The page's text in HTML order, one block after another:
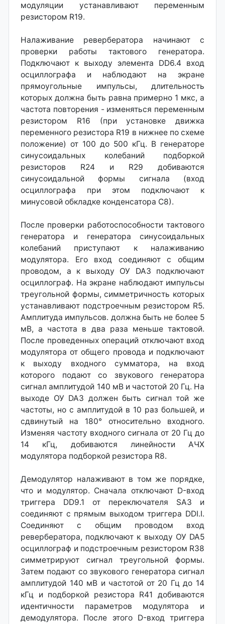
модуляции устанавливают переменным
резистором R19.
Налаживание ревербератора начинают с
проверки работы тактового генератора.
Подключают к выходу элемента DD6.4 вход
осциллографа и наблюдают на экране
прямоугольные импульсы, длительность
которых должна быть равна примерно 1 мкс, а
частота повторения - изменяться переменным
резистором R16 (при установке движка
переменного резистора R19 в нижнее по схеме
положение) от 100 до 500 кГц. В генераторе
синусоидальных колебаний подборкой
резисторов R24 и R29 добиваются
синусоидальной формы сигнала (вход
осциллографа при этом подключают к
минусовой обкладке конденсатора С8).
После проверки работоспособности тактового
генератора и генератора синусоидальных
колебаний приступают к налаживанию
модулятора. Его вход соединяют с общим
проводом, а к выходу ОУ DA3 подключают
осциллограф. На экране наблюдают импульсы
треугольной формы, симметричность которых
устанавливают подстроечным резистором R5.
Амплитуда импульсов. должна быть не более 5
мВ, а частота в два раза меньше тактовой.
После проведенных операций отключают вход
модулятора от общего провода и подключают
к выходу входного сумматора, на вход
которого подают со звукового генератора
сигнал амплитудой 140 мВ и частотой 20 Гц. На
выходе ОУ DA3 должен быть сигнал той же
частоты, но с амплитудой в 10 раз большей, и
сдвинутый на 180° относительно входного.
Изменяя частоту входного сигнала от 20 Гц до
14 кГц, добиваются линейности АЧХ
модулятора подборкой резистора R8.
Демодулятор налаживают в том же порядке,
что и модулятор. Сначала отключают D-вход
триггера DD9.1 от переключателя SA3 и
соединяют с прямым выходом триггера DDI.I.
Соединяют с общим проводом вход
ревербератора, подключают к выходу ОУ DA5
осциллограф и подстроечным резистором R38
симметрируют сигнал треугольной формы.
Затем подают со звукового генератора сигнал
амплитудой 140 мВ и частотой от 20 Гц до 14
кГц и подборкой резистора R41 добиваются
идентичности параметров модулятора и
демодулятора. После этого D-вход триггера